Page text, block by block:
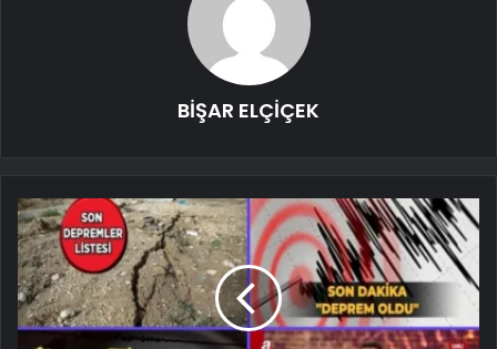
BİŞAR ELÇİÇEK